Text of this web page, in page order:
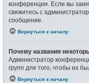
конференции. Если вы
свяжитесь с
сообщение.
Вернуться к началу
Почему названия
Администратор
групп для того, чтобы их
Вернуться к началу